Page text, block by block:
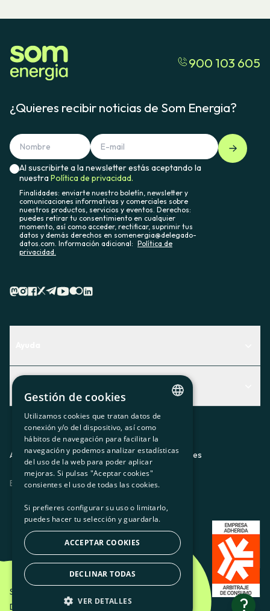
900 103 605
¿Quieres recibir noticias de Som Energia?
Al suscribirte a la newsletter estás aceptando la
nuestraPolítica de privacidad.
Finalidades: enviarte nuestro boletín, newsletter y
comunicaciones informativas y comerciales sobre
nuestros productos, servicios y eventos. Derechos:
puedes retirar tu consentimiento en cualquier
momento, así como acceder, rectificar, suprimir tus
datos y demás derechos en somenergia@delegado-
datos.com. Información adicional: Política de
privacidad.
Descubre qué servicio te encaja mejor
Contacto
Actualidad
El rincón de la socia
Prensa
Trabaja con nosotros
Aviso legalPolítica de privacidadPolítica de cookies
ES CAGLEU
Som Energia SCCL - 2026
Diseño creativo de Etéreo Design.
?
CATALAN
SPANISH
GL
BASQUE
Gestión de cookies
Utilizamos cookies que tratan datos de
conexión y/o del dispositivo, así como
hábitos de navegación para facilitar la
navegación y podemos analizar estadísticas
del uso de la web para poder aplicar
mejoras. Si pulsas "Aceptar cookies"
consientes el uso de todas las cookies.
Si prefieres configurar su uso o limitarlo,
puedes hacer tu selección y guardarla.
ACCEPTAR COOKIES
DECLINAR TODAS
VER DETALLES